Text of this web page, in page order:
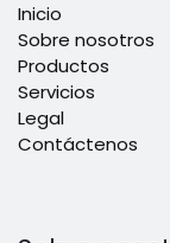
Inicio
Sobre nosotros
Productos
Servicios
Legal
Contáctenos